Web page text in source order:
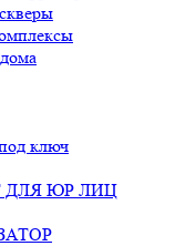
ключ
ДЛЯ ЮР ЛИЦ